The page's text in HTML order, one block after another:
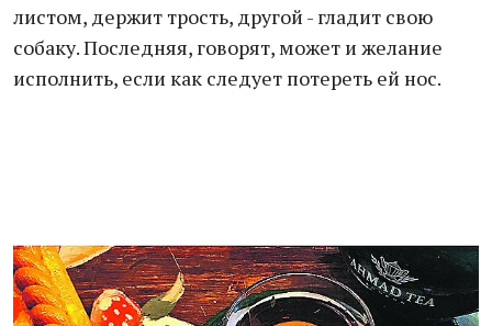
листом, держит трость, другой - гладит свою
собаку. Последняя, говорят, может и желание
исполнить, если как следует потереть ей нос.